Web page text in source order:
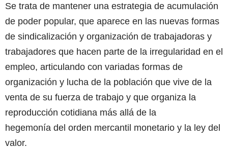
Se trata de mantener una estrategia de acumulación
de poder popular, que aparece en las nuevas formas
de sindicalización y organización de trabajadoras y
trabajadores que hacen parte de la irregularidad en el
empleo, articulando con variadas formas de
organización y lucha de la población que vive de la
venta de su fuerza de trabajo y que organiza la
reproducción cotidiana más allá de la
hegemonía del orden mercantil monetario y la ley del
valor.